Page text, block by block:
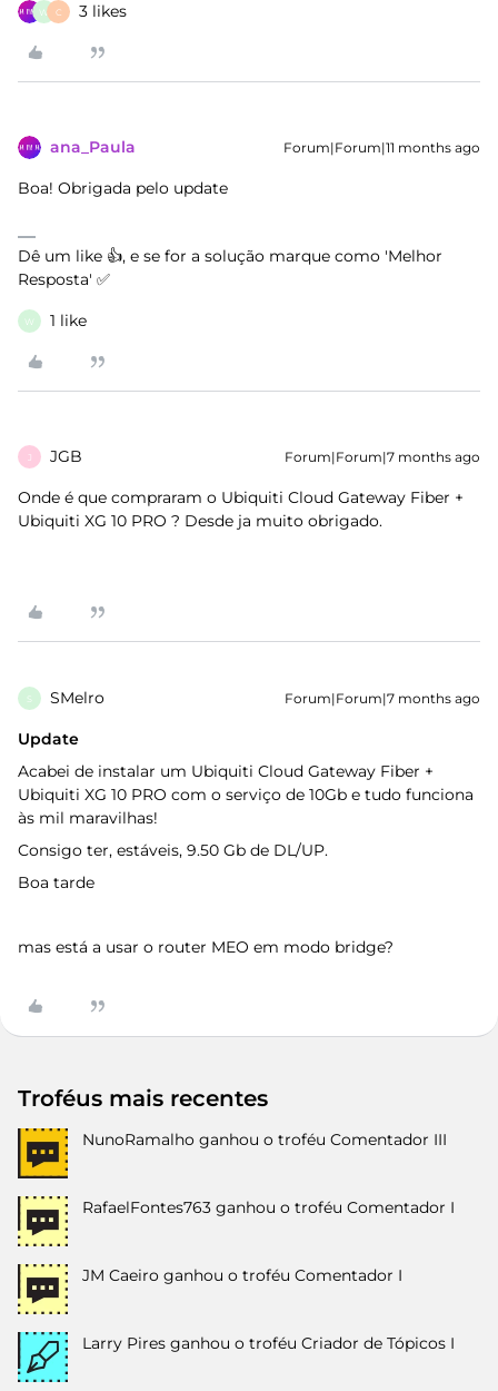
W C 3 likes
ana_Paula Forum|Forum|11 months ago
Boa! Obrigada pelo update
Dê um like 👍, e se for a solução marque como 'Melhor
Resposta' ✅
W 1 like
J JGB Forum|Forum|7 months ago
Onde é que compraram o Ubiquiti Cloud Gateway Fiber +
Ubiquiti XG 10 PRO ? Desde ja muito obrigado.
S SMelro Forum|Forum|7 months ago
Update
Acabei de instalar um Ubiquiti Cloud Gateway Fiber +
Ubiquiti XG 10 PRO com o serviço de 10Gb e tudo funciona
às mil maravilhas!
Consigo ter, estáveis, 9.50 Gb de DL/UP.
Boa tarde
mas está a usar o router MEO em modo bridge?
Troféus mais recentes
NunoRamalho ganhou o troféu Comentador III
RafaelFontes763 ganhou o troféu Comentador I
JM Caeiro ganhou o troféu Comentador I
Larry Pires ganhou o troféu Criador de Tópicos I